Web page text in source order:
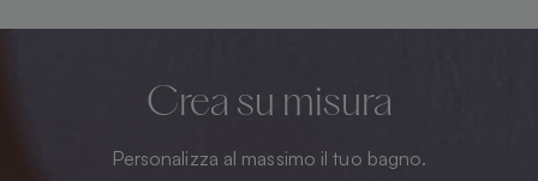
Crea su misura
Personalizza al massimo il tuo bagno.